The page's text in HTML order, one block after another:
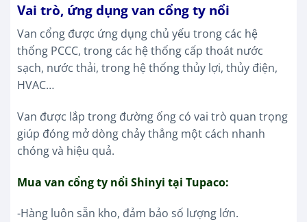
Vai trò, ứng dụng van cổng ty nổi
Van cổng được ứng dụng chủ yếu trong các hệ
thống PCCC, trong các hệ thống cấp thoát nước
sạch, nước thải, trong hệ thống thủy lợi, thủy điện,
HVAC…
Van được lắp trong đường ống có vai trò quan trọng
giúp đóng mở dòng chảy thẳng một cách nhanh
chóng và hiệu quả.
Mua van cổng ty nổi Shinyi tại Tupaco:
-Hàng luôn sẵn kho, đảm bảo số lượng lớn.